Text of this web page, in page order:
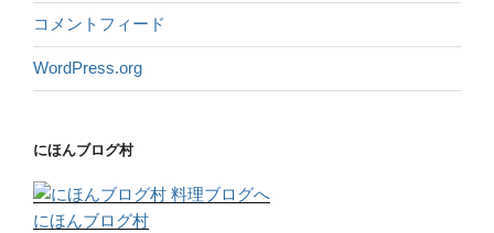
コメントフィード
WordPress.org
にほんブログ村
にほんブログ村